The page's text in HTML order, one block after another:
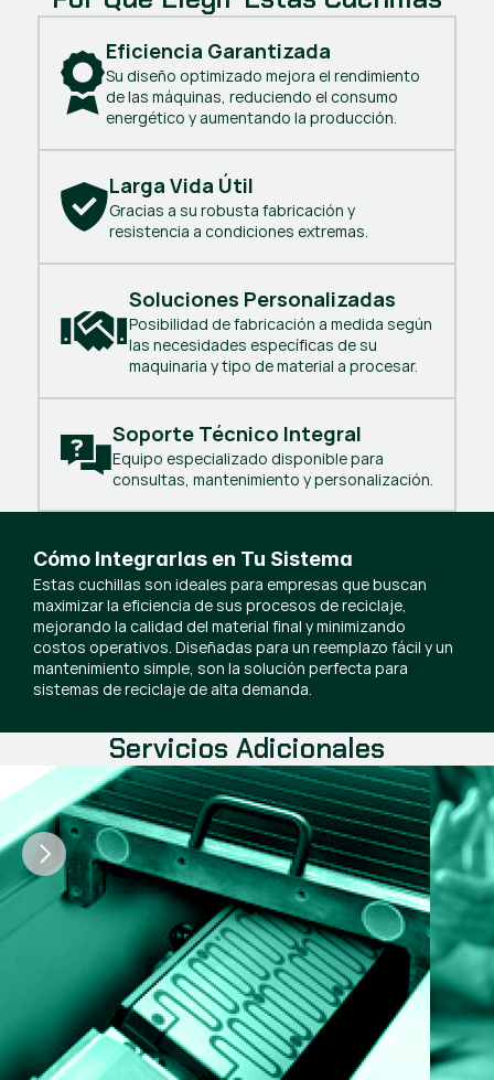
Eficiencia Garantizada
Su diseño optimizado mejora el rendimiento
de las máquinas, reduciendo el consumo
energético y aumentando la producción.
Larga Vida Útil
Gracias a su robusta fabricación y
resistencia a condiciones extremas.
Soluciones Personalizadas
Posibilidad de fabricación a medida según
las necesidades específicas de su
maquinaria y tipo de material a procesar.
Soporte Técnico Integral
Equipo especializado disponible para
consultas, mantenimiento y personalización.
Cómo Integrarlas en Tu Sistema
Estas cuchillas son ideales para empresas que buscan
maximizar la eficiencia de sus procesos de reciclaje,
mejorando la calidad del material final y minimizando
costos operativos. Diseñadas para un reemplazo fácil y un
mantenimiento simple, son la solución perfecta para
sistemas de reciclaje de alta demanda.
Servicios Adicionales